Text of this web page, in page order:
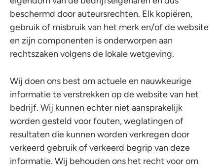
beschermd door auteursrechten. Elk kopiëren,
gebruik of misbruik van het merk en/of de website
en zijn componenten is onderworpen aan
rechtszaken volgens de lokale wetgeving.
Wij doen ons best om actuele en nauwkeurige
informatie te verstrekken op de website van het
bedrijf. Wij kunnen echter niet aansprakelijk
worden gesteld voor fouten, weglatingen of
resultaten die kunnen worden verkregen door
verkeerd gebruik of verkeerd begrip van deze
informatie. Wij behouden ons het recht voor om